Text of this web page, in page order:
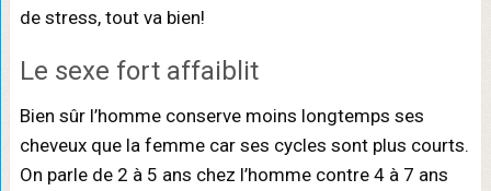
de stress, tout va bien!
Le sexe fort affaiblit
Bien sûr l’homme conserve moins longtemps ses
cheveux que la femme car ses cycles sont plus courts.
On parle de 2 à 5 ans chez l’homme contre 4 à 7 ans